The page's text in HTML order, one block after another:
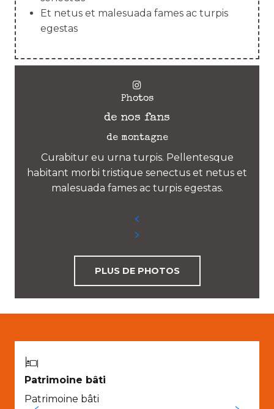
Et netus et malesuada fames ac turpis
egestas
Photos
de nos fans
de montagne
Curabitur eu urna turpis. Pellentesque
habitant morbi tristique senectus et netus et
malesuada fames ac turpis egestas.
PLUS DE PHOTOS
Patrimoine bâti
Patrimoine bâti